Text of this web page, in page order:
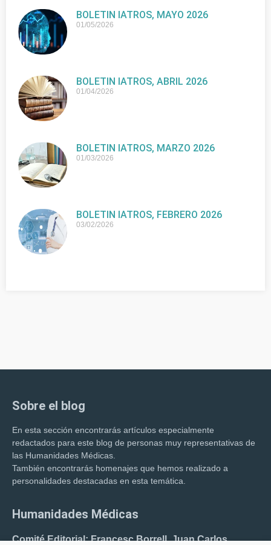
BOLETIN IATROS, MAYO 2026
01/05/2026
BOLETIN IATROS, ABRIL 2026
01/04/2026
BOLETIN IATROS, MARZO 2026
01/03/2026
BOLETIN IATROS, FEBRERO 2026
03/02/2026
Sobre el blog
En esta sección encontrarás artículos especialmente
redactados para este blog de personas muy representativas de
las Humanidades Médicas.
También encontrarás homenajes que hemos realizado a
personalidades destacadas en esta temática.
Humanidades Médicas
Comité Editorial: Francesc Borrell. Juan Carlos